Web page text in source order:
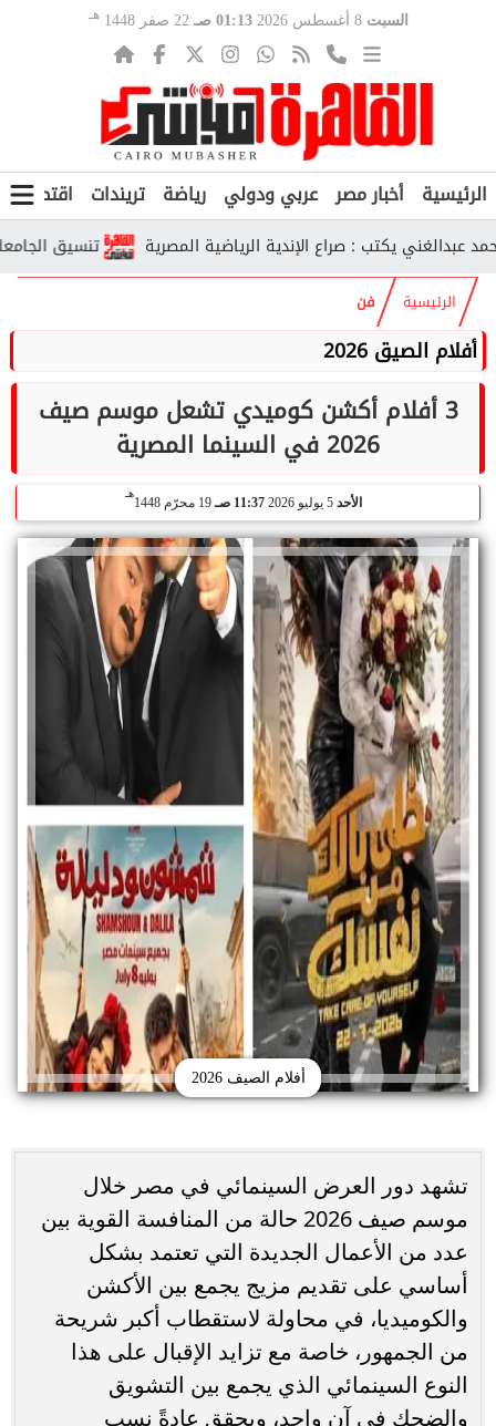
السبت 8 أغسطس 2026 01:13 صـ 22 صفر 1448 هـ
الرئيسية أخبار مصر عربي ودولي رياضة تريندات اقتصاد
تنسيق الجامعات الحكومية 2026.. رابط تسجيل يكتب : صراع الإندية الرياضية المصرية
الرئيسية فن
أفلام الصيق 2026
3 أفلام أكشن كوميدي تشعل موسم صيف
2026 في السينما المصرية
الأحد 11:37 صـ 19 محرّم 1448
هـ
أفلام الصيف 2026
تشهد دور العرض السينمائي في مصر خلال
موسم صيف 2026 حالة من المنافسة القوية بين
عدد من الأعمال الجديدة التي تعتمد بشكل
أساسي على تقديم مزيج يجمع بين الأكشن
والكوميديا، في محاولة لاستقطاب أكبر شريحة
من الجمهور، خاصة مع تزايد الإقبال على هذا
النوع السينمائي الذي يجمع بين التشويق
والضحك في آن واحد، ويحقق عادةً نسب